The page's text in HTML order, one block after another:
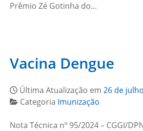
Prêmio Zé Gotinha do…
Vacina Dengue
Última Atualização em 26 de
Categoria Imunização
Nota Técnica nº 95/2024 – CGGI/